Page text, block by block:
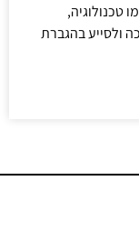
טכנולוגיה,
ולסייע בהגברת